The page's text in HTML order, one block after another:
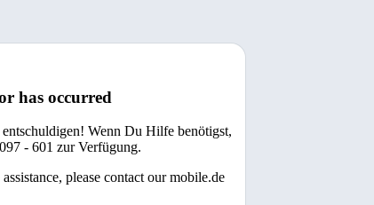
has occurred
Wenn Du Hilfe benötigst,
- 601 zur Verfügung.
please contact our mobile.de